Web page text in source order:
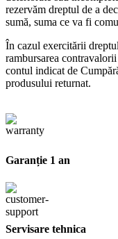
rezervăm dreptul de a
sumă, suma ce va fi
În cazul exercitării
rambursarea
contul indicat de
produsului returnat.
Garanție 1 an
Servisare tehnica